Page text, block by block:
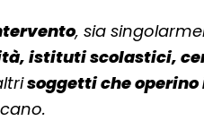
, sia
istituti scolastici,
soggetti che